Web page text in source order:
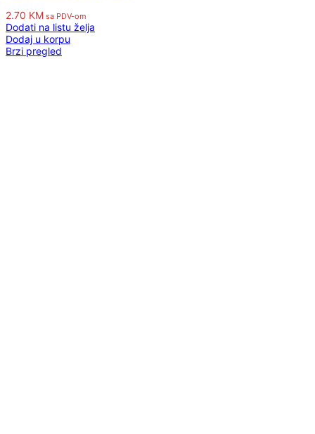
2.70 KM sa PDV-om
Dodati na listu želja
Dodaj u korpu
Brzi pregled